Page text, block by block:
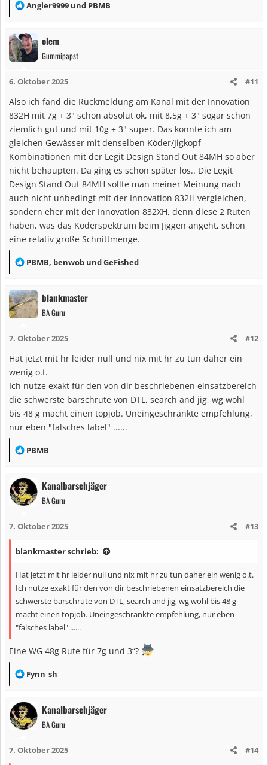
R
a
k
t
o
n
Angler9999 und PBMB
olem
Gummipapst
6. Oktober 2025 #11
Also ich fand die Rückmeldung am Kanal mit der Innovation
832H mit 7g + 3" schon absolut ok, mit 8,5g + 3" sogar schon
ziemlich gut und mit 10g + 3" super. Das konnte ich am
gleichen Gewässer mit denselben Köder/Jigkopf -
Kombinationen mit der Legit Design Stand Out 84MH so aber
nicht behaupten. Da ging es schon später los.. Die Legit
Design Stand Out 84MH sollte man meiner Meinung nach
auch nicht unbedingt mit der Innovation 832H vergleichen,
sondern eher mit der Innovation 832XH, denn diese 2 Ruten
haben, was das Köderspektrum beim Jiggen angeht, schon
eine relativ große Schnittmenge.
R
a
k
t
o
n
e
n
PBMB, benwob undGeFished
blankmaster
BA Guru
7. Oktober 2025 #12
Hat jetzt mit hr leider null und nix mit hr zu tun daher ein
wenig o.t.
Ich nutze exakt für den von dir beschriebenen einsatzbereich
die schwerste barschrute von DTL, search and jig, wg wohl
bis 48 g macht einen topjob. Uneingeschränkte empfehlung,
nur eben "falsches label" ......
R
k
t
o
e
:
PBMB
Kanalbarschjäger
BA Guru
7. Oktober 2025 #13
blankmaster schrieb:
Hat jetzt mit hr leider null und nix mit hr zu tun daher ein wenig o.t.
Ich nutze exakt für den von dir beschriebenen einsatzbereich die
schwerste barschrute von DTL, search and jig, wg wohl bis 48 g
macht einen topjob. Uneingeschränkte empfehlung, nur eben
"falsches label" ......
Eine WG 48g Rute für 7g und 3“?
R
k
t
o
Fynn_sh
Kanalbarschjäger
BA Guru
7. Oktober 2025 #14